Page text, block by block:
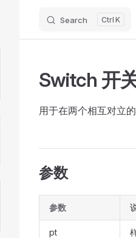
Search K
Switch 开
用于在两个相互对立
参数
参数
pt